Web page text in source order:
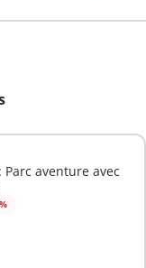
Parc aventure avec